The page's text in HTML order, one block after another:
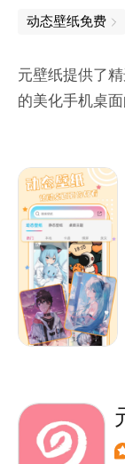
主题壁纸，每
一键设置，自
全站搜索，网
评论互动，壁
联系我们：
新浪微博：安
微信公众号：
动态壁纸免费
元壁纸提供了
的美化手机桌
1. 支持【动态
新，完美适配
2. 精挑【高清
3. 甄选【热门
4. 定制【桌面
纸和图标
游戏资讯